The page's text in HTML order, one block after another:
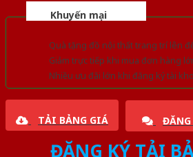
Khuyến mại
Quà tặng đồ nội thất trang trí lên
Giảm trực tiếp khi mua đơn hàng
Nhiều ưu đãi lớn khi đăng ký tài
TẢI BẢNG GIÁ ĐĂNG
ĐĂNG KÝ TẢI